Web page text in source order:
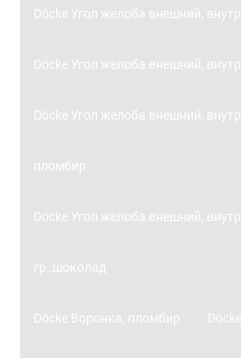
Döcke Угол желоба внешний,
Döcke Угол желоба внешний,
Döcke Угол желоба внешний,
пломбир
Döcke Угол желоба внешний,
гр.,шоколад
Döcke Воронка, пломбир